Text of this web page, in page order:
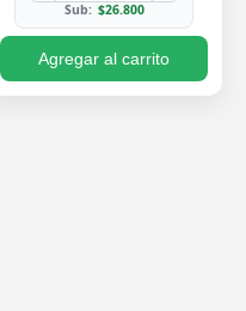
Sub: $26.800
Agregar al carrito